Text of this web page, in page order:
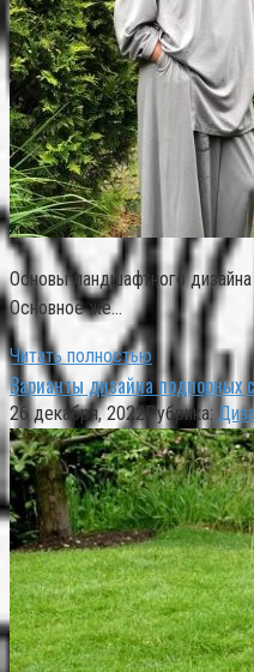
Основы ландшафтного
Основное же…
Читать полностью
Варианты дизайна подпорных
26 декабря, 2022Рубрика: